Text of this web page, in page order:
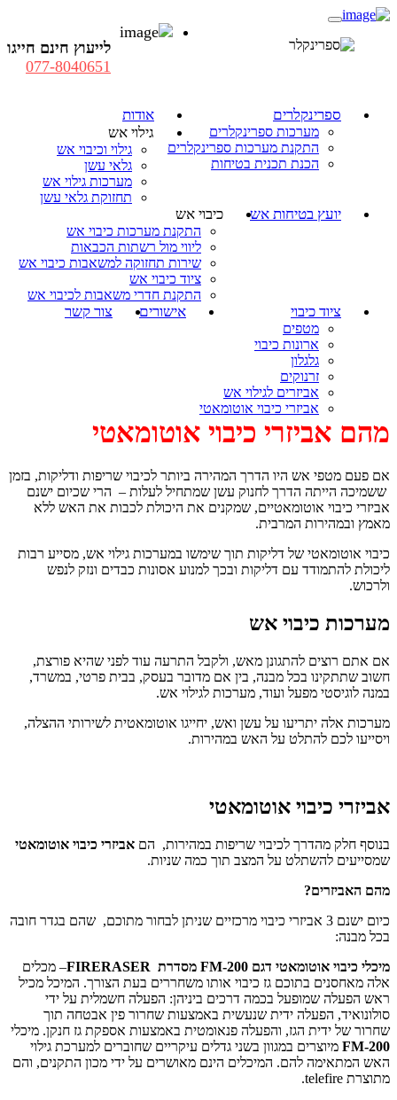
לייעוץ חינם חייגו
077-8040651
ספרינקלרים
מערכות ספרינקלרים
התקנת מערכות ספרינקלרים
הכנת תכנית בטיחות
אודות
גילוי אש
גילוי וכיבוי אש
גלאי עשן
מערכות גילוי אש
תחזוקת גלאי עשן
יועץ בטיחות אש כיבוי אש
התקנת מערכות כיבוי אש
ליווי מול רשתות הכבאות
שירות תחזוקה למשאבות כיבוי אש
ציוד כיבוי אש
התקנת חדרי משאבות לכיבוי אש
ציוד כיבוי
מטפים
ארונות כיבוי
גלגלון
זרנוקים
אביזרים לגילוי אש
אביזרי כיבוי אוטומאטי
אישורים צור קשר
מהם אביזרי כיבוי אוטומאטי
אם פעם מטפי אש היו הדרך המהירה ביותר לכיבוי שריפות ודליקות, בזמן
ששמיכה הייתה הדרך לחנוק עשן שמתחיל לעלות – הרי שכיום ישנם
אביזרי כיבוי אוטומאטיים, שמקנים את היכולת לכבות את האש ללא
מאמץ ובמהירות המרבית.
כיבוי אוטומאטי של דליקות תוך שימשו במערכות גילוי אש, מסייע רבות
ליכולת להתמודד עם דליקות ובכך למנוע אסונות כבדים ונזק לנפש
ולרכוש.
מערכות כיבוי אש
אם אתם רוצים להתגונן מאש, ולקבל התרעה עוד לפני שהיא פורצת,
חשוב שתתקינו בכל מבנה, בין אם מדובר בעסק, בבית פרטי, במשרד,
במנה לוגיסטי מפעל ועוד, מערכות לגילוי אש.
מערכות אלה יתריעו על עשן ואש, יחייגו אוטומאטית לשירותי ההצלה,
ויסייעו לכם להתלט על האש במהירות.
אביזרי כיבוי אוטומאטי
בנוסף חלק מהדרך לכיבוי שריפות במהירות, הם אביזרי כיבוי אוטומאטי
שמסייעים להשתלט על המצב תוך כמה שניות.
מהם האביזרים?
כיום ישנם 3 אביזרי כיבוי מרכזיים שניתן לבחור מתוכם, שהם בגדר חובה
בכל מבנה:
מיכלי כיבוי אוטומאטי דגם
מסדרת
– מכלים
אלה מאחסנים בתוכם גז כיבוי אותו משחררים בעת הצורך. המיכל מכיל
ראש הפעלה שמופעל בכמה דרכים ביניהן: הפעלה חשמלית על ידי
סולונואיד, הפעלה ידית שנעשית באמצעות שחרור פין אבטחה תוך
שחרור של ידית הגז, והפעלה פנאומטית באמצעות אספקת גז חנקן. מיכלי
FM-200 מיוצרים במגוון בשני גדלים עיקריים שחוברים למערכת גילוי
האש המתאימה להם. המיכלים הינם מאושרים על ידי מכון התקנים, והם
מתוצרת telefire.